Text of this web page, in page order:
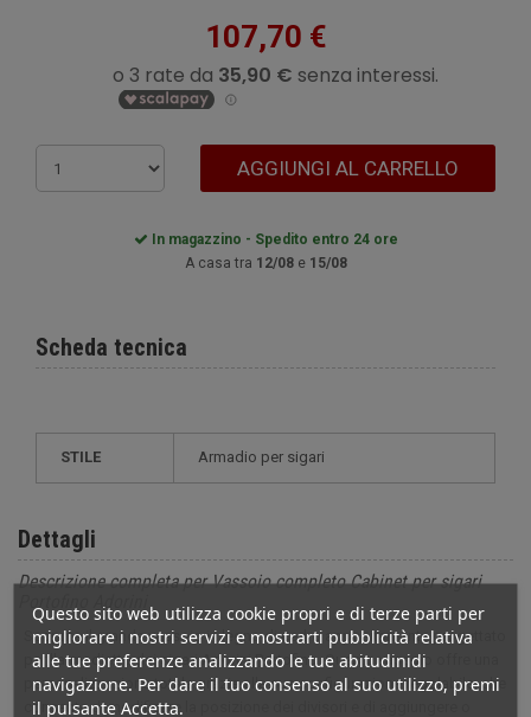
Questo sito web utilizza cookie propri e di terze parti per
migliorare i nostri servizi e mostrarti pubblicità relativa
alle tue preferenze analizzando le tue abitudinidi
navigazione. Per dare il tuo consenso al suo utilizzo, premi
il pulsante Accetta.
107,70 €
AGGIUNGI AL CARRELLO
In magazzino - Spedito entro 24 ore
A casa tra 12/08e 15/08
Scheda tecnica
STILE armadio per sigari
Dettagli
Descrizione completa per Vassoio completo Cabinet per sigari
Portofino Adorini
Scoprite il grande vassoio in legno di cedro appositamente progettato
per l'armadietto dei sigari Adorini Portofino. Questo vassoio offre una
personalizzazione totale grazie alla sua configurazione regolabile, che
consente di modificare la posizione dei divisori e di aggiungere o